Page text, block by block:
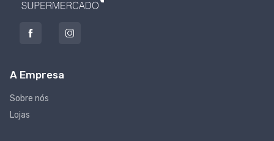
A Empresa
Sobre nós
Lojas